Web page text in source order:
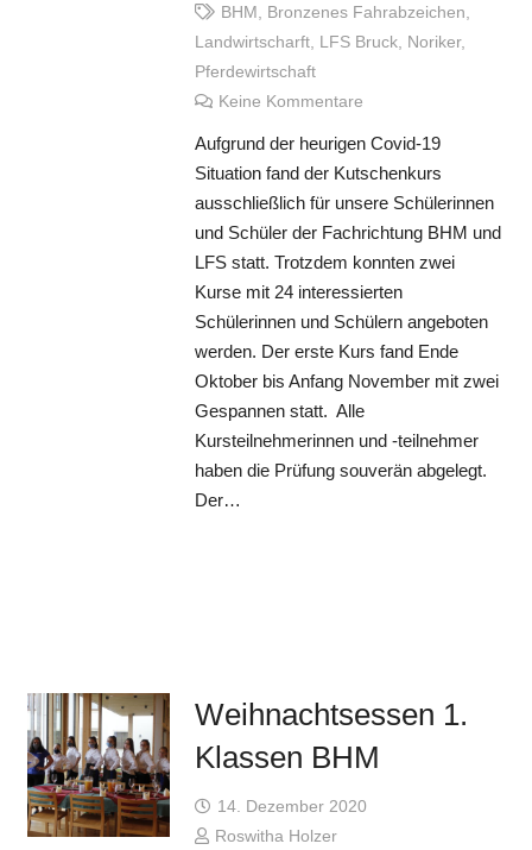
BHM
Bronzenes Fahrabzeichen
Landwirtscharft, LFS Bruck, Noriker,
Pferdewirtschaft
Keine Kommentare
Aufgrund der heurigen Covid-19
Situation fand der Kutschenkurs
ausschließlich für unsere Schülerinnen
und Schüler der Fachrichtung BHM und
LFS statt. Trotzdem konnten zwei
Kurse mit 24 interessierten
Schülerinnen und Schülern angeboten
werden. Der erste Kurs fand Ende
Oktober bis Anfang November mit zwei
Gespannen statt. Alle
Kursteilnehmerinnen und -teilnehmer
haben die Prüfung souverän abgelegt.
Der…
Weihnachtsessen 1.
Klassen BHM
14. Dezember 2020
Roswitha Holzer